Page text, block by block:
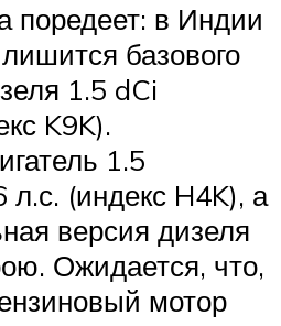
поредеет: в Индии
базового
1.5 dCi
K9K).
1.5
(индекс H4K), а
версия дизеля
Ожидается, что,
мотор